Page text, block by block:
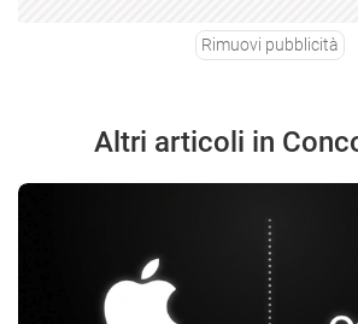
Rimuovi pubblicità
Altri articoli in